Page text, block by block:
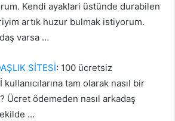
Kendi ayaklari üstünde durabilen
artık huzur bulmak istiyorum.
varsa …
SİTESİ: 100 ücretsiz
kullanıcılarına tam olarak nasıl bir
Ücret ödemeden nasıl arkadaş
…